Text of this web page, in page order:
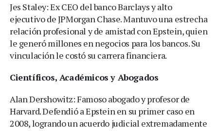
Jes Staley: Ex CEO del banco Barclays y alto
ejecutivo de JPMorgan Chase. Mantuvo una estrecha
relación profesional y de amistad con Epstein, quien
le generó millones en negocios para los bancos. Su
vinculación le costó su carrera financiera.
Científicos, Académicos y Abogados
Alan Dershowitz: Famoso abogado y profesor de
Harvard. Defendió a Epstein en su primer caso en
2008, logrando un acuerdo judicial extremadamente